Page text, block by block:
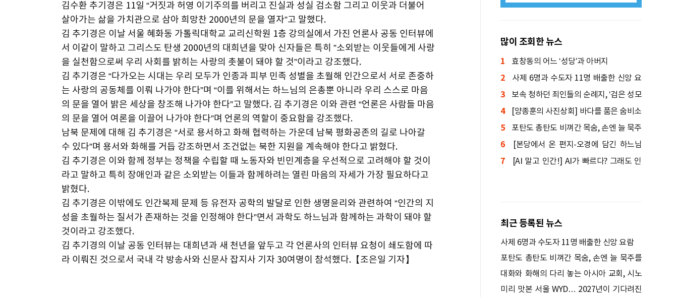
김수환 추기경은 11일 “거짓과 허영 이기주의를 버리고 진실과 성실 검소함 그리고 이웃과 더불어
살아가는 삶을 가치관으로 삼아 희망찬 2000년의 문을 열자”고 말했다.
김 추기경은 이날 서울 혜화동 가톨릭대학교 교리신학원 1층 강의실에서 가진 언론사 공동 인터뷰에
서 이같이 말하고 그리스도 탄생 2000년의 대희년을 맞아 신자들은 특히 ”소외받는 이웃들에게 사랑
을 실천함으로써 우리 사회를 밝히는 사랑의 촛불이 돼야 할 것”이라고 강조했다.
김 추기경은 “다가오는 시대는 우리 모두가 인종과 피부 민족 성별을 초월해 인간으로서 서로 존중하
는 사랑의 공동체를 이뤄 나가야 한다”며 “이를 위해서는 하느님의 은총뿐 아니라 우리 스스로 마음
의 문을 열어 밝은 세상을 창조해 나가야 한다”고 말했다. 김 추기경은 이와 관련 “언론은 사람들 마음
의 문을 열어 여론을 이끌어 나가야 한다”며 언론의 역할이 중요함을 강조했다.
남북 문제에 대해 김 추기경은 “서로 용서하고 화해 협력하는 가운데 남북 평화공존의 길로 나아갈
수 있다”며 용서와 화해를 거듭 강조하면서 조건없는 북한 지원을 계속해야 한다고 밝혔다.
김 추기경은 이와 함께 정부는 정책을 수립할 때 노동자와 빈민계층을 우선적으로 고려해야 할 것이
라고 말하고 특히 장애인과 같은 소외받는 이들과 함께하려는 열린 마음의 자세가 가장 필요하다고
밝혔다.
김 추기경은 이밖에도 인간복제 문제 등 유전자 공학의 발달로 인한 생명윤리와 관련하여 “인간의 지
성을 초월하는 질서가 존재하는 것을 인정해야 한다”면서 과학도 하느님과 함께하는 과학이 돼야 할
것이라고 강조했다.
김 추기경의 이날 공동 인터뷰는 대희년과 새 천년을 앞두고 각 언론사의 인터뷰 요청이 쇄도함에 따
라 이뤄진 것으로서 국내 각 방송사와 신문사 잡지사 기자 30여명이 참석했다.【조은일 기자】
많이 조회한 뉴스
1 효창동의 어느 ‘성당’과 아버지
2
사제 6명과 수도자 11명 배출한 신앙 요
람
3
보속 청하던 죄인들의 순례지, ‘검은 성모
상’ 기적 간직한 성지
4
[양종훈의 사진상회] 바다를 품은 숨비소
리
5
포탄도 총탄도 비껴간 목숨, 손엔 늘 묵주
를 쥐고 있었다
6
[본당에서 온 편지-오경에 담긴 하느님
말씀] 창세기④: 인간의 죄와 죽음, 원복음
7
[AI 말고 인간!] AI가 빠르다? 그래도 인
최근 등록된 뉴스
사제 6명과 수도자 11명 배출한 신앙 요람
포탄도 총탄도 비껴간 목숨, 손엔 늘 묵주를
쥐고 있었다
대화와 화해의 다리 놓는 아시아 교회, 시노
드로 하나 되다
미리 맛본 서울 WYD… 2027년이 기다려진